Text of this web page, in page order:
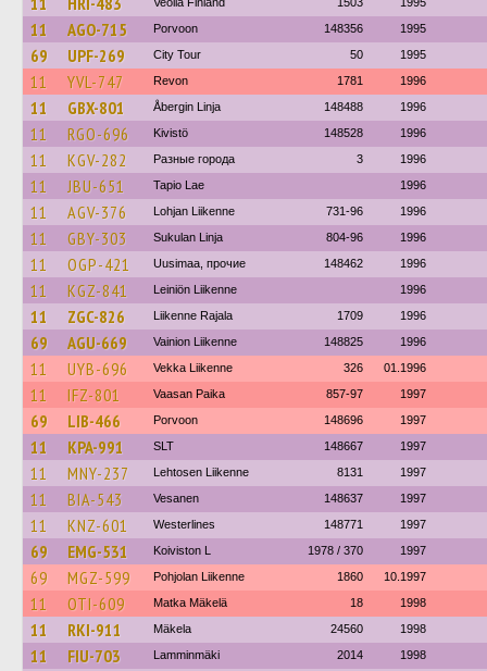
11 AGO-715 Porvoon 148356 1995
69 UPF-269 City Tour 50 1995
11 YVL-747 Revon 1781 1996
11 GBX-801 Åbergin Linja 148488 1996
11 RGO-696 Kivistö 148528 1996
11 KGV-282 Разные города 3 1996
11 JBU-651 Tapio Lae 1996
11 AGV-376 Lohjan Liikenne 731-96 1996
11 GBY-303 Sukulan Linja 804-96 1996
11 OGP-421 Uusimaa, прочие 148462 1996
11 KGZ-841 Leiniön Liikenne 1996
11 ZGC-826 Liikenne Rajala 1709 1996
69 AGU-669 Vainion Liikenne 148825 1996
11 UYB-696 Vekka Liikenne 326 01.1996
11 IFZ-801 Vaasan Paika 857-97 1997
69 LIB-466 Porvoon 148696 1997
11 KPA-991 SLT 148667 1997
11 MNY-237 Lehtosen Liikenne 8131 1997
11 BIA-543 Vesanen 148637 1997
11 KNZ-601 Westerlines 148771 1997
69 EMG-531 Koiviston L 1978 / 370 1997
69 MGZ-599 Pohjolan Liikenne 1860 10.1997
11 OTI-609 Matka Mäkelä 18 1998
11 RKI-911 Mäkela 24560 1998
11 FIU-703 Lamminmäki 2014 1998